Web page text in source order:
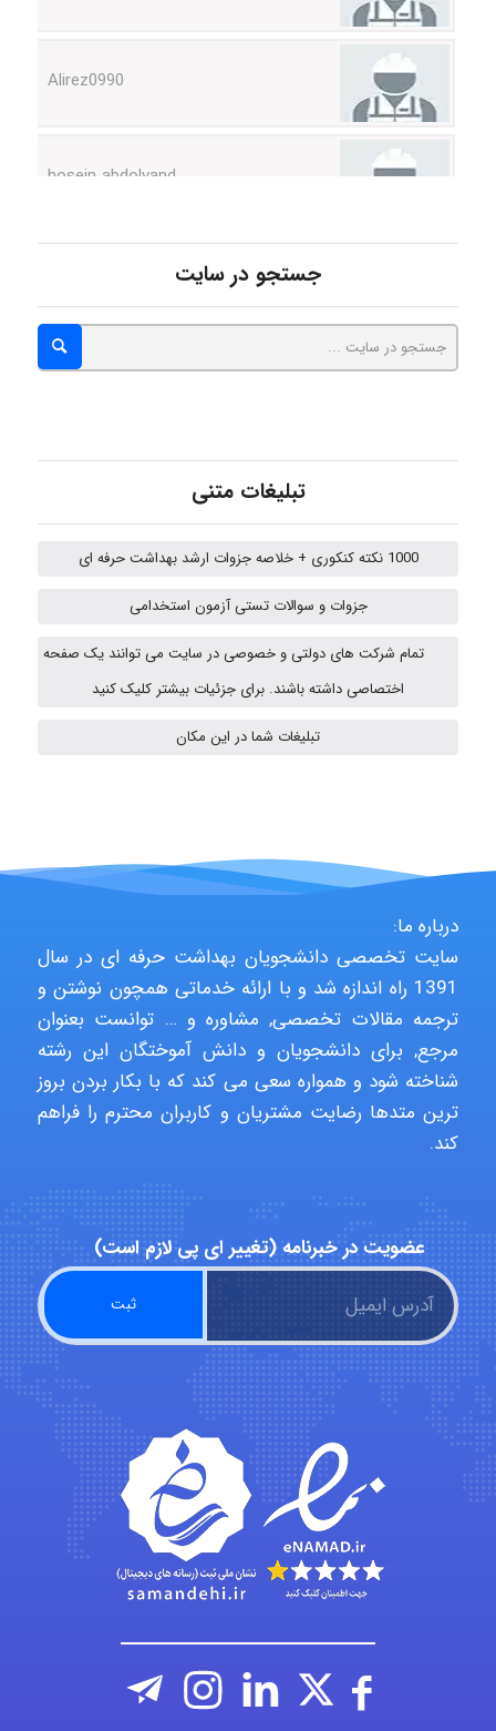
Jafar Tym
Poubakhtiari
Alirez0990
hosein abdolvand
emami
ehtesham
Iman Hosseini
Chehri
جستجو در سایت
تبلیغات متنی
1000 نکته کنکوری + خلاصه جزوات ارشد بهداشت حرفه ای
جزوات و سوالات تستی آزمون استخدامی
تمام شرکت های دولتی و خصوصی در سایت می توانند یک صفحه
اختصاصی داشته باشند. برای جزئیات بیشتر کلیک کنید
تبلیغات شما در این مکان
درباره ما:
سایت تخصصی دانشجویان بهداشت حرفه ای در سال
1391 راه اندازه شد و با ارائه خدماتی همچون نوشتن و
ترجمه مقالات تخصصی, مشاوره و … توانست بعنوان
مرجع, برای دانشجویان و دانش آموختگان این رشته
شناخته شود و همواره سعی می کند که با بکار بردن بروز
ترین متدها رضایت مشتریان و کاربران محترم را فراهم
کند.
عضویت در خبرنامه (تغییر ای پی لازم است)